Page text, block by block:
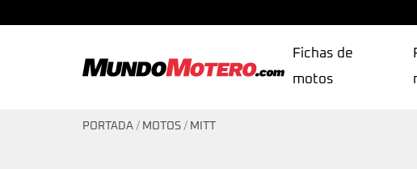
Fichas de
motos
PORTADA / MOTOS / MITT